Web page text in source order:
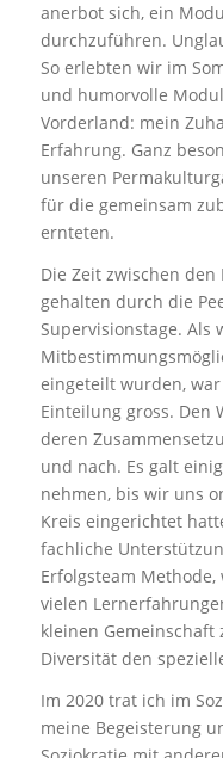
anerbot sich, ein
durchzuführen.
So erlebten wir im
und humorvolle
Vorderland: mein
Erfahrung. Ganz
unseren
für die gemeinsam
ernteten.
Die Zeit zwischen
gehalten durch die
Supervisionstage. Als
eingeteilt wurden,
Einteilung gross. Den
deren
und nach. Es galt
nehmen, bis wir uns
Kreis eingerichtet
fachliche
Erfolgsteam
vielen
kleinen Gemeinschaft
Diversität den
Im 2020 trat ich im
meine Begeisterung